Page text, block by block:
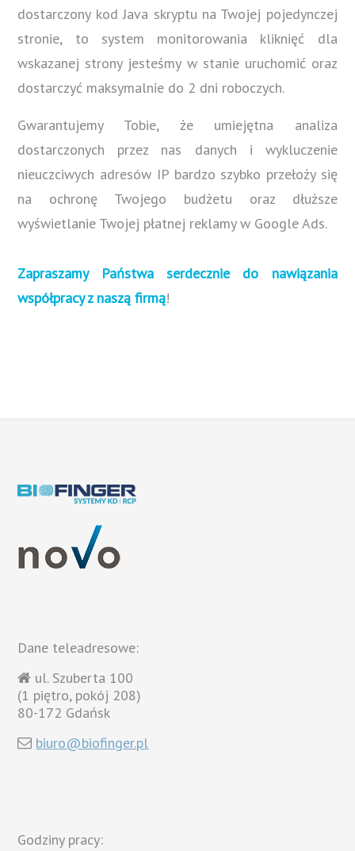
dostarczony kod Java skryptu na Twojej pojedynczej
stronie, to system monitorowania kliknięć dla
wskazanej strony jesteśmy w stanie uruchomić oraz
dostarczyć maksymalnie do 2 dni roboczych.
Gwarantujemy Tobie, że umiejętna analiza
dostarczonych przez nas danych i wykluczenie
nieuczciwych adresów IP bardzo szybko przełoży się
na ochronę Twojego budżetu oraz dłuższe
wyświetlanie Twojej płatnej reklamy w Google Ads.
Zapraszamy Państwa serdecznie do nawiązania
współpracy z naszą firmą!
Dane teleadresowe:
ul. Szuberta 100
(1 piętro, pokój 208)
80-172 Gdańsk
biuro@biofinger.pl
Godziny pracy: